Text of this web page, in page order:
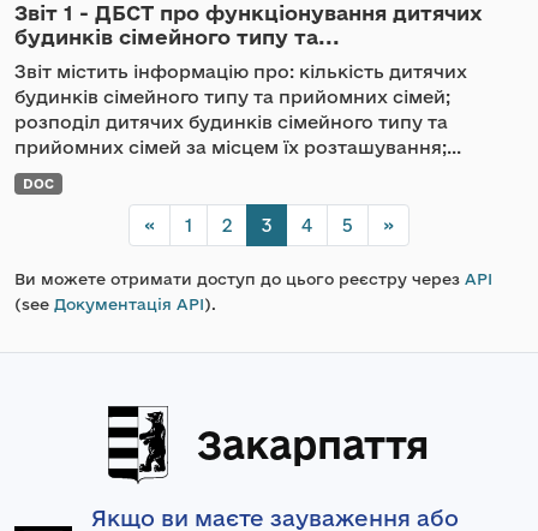
Звіт 1 - ДБСТ про функціонування дитячих
будинків сімейного типу та...
Звіт містить інформацію про: кількість дитячих
будинків сімейного типу та прийомних сімей;
розподіл дитячих будинків сімейного типу та
прийомних сімей за місцем їх розташування;...
DOC
« 1 2 3 4 5 »
Ви можете отримати доступ до цього реєстру через API
(see Документація API).
Закарпаття
Якщо ви маєте зауваження або